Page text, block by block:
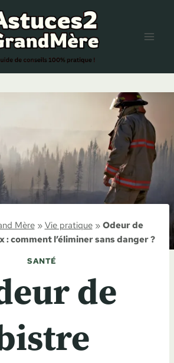
Mère»Vie pratique»Odeur de
comment l’éliminer sans danger ?
SANTÉ
de